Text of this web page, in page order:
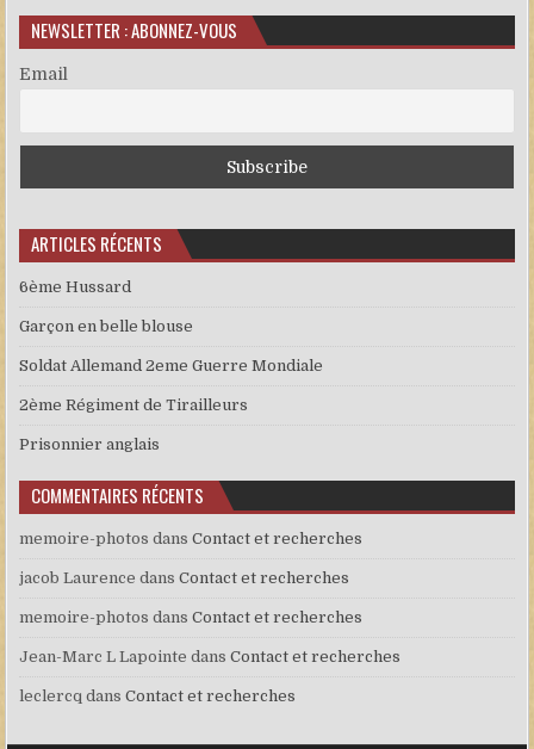
NEWSLETTER : ABONNEZ-VOUS
Email
ARTICLES RÉCENTS
6ème Hussard
Garçon en belle blouse
Soldat Allemand 2eme Guerre Mondiale
2ème Régiment de Tirailleurs
Prisonnier anglais
COMMENTAIRES RÉCENTS
memoire-photos dansContact et recherches
jacob Laurence dansContact et recherches
memoire-photos dansContact et recherches
Jean-Marc L Lapointe dansContact et recherches
leclercq dansContact et recherches